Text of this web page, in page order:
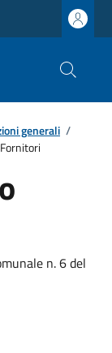
generali /
n. 6 del